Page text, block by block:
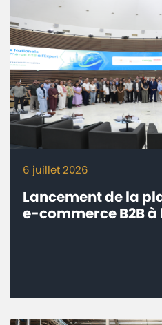
6 juillet 2026
Lancement de la
e-commerce B2B à